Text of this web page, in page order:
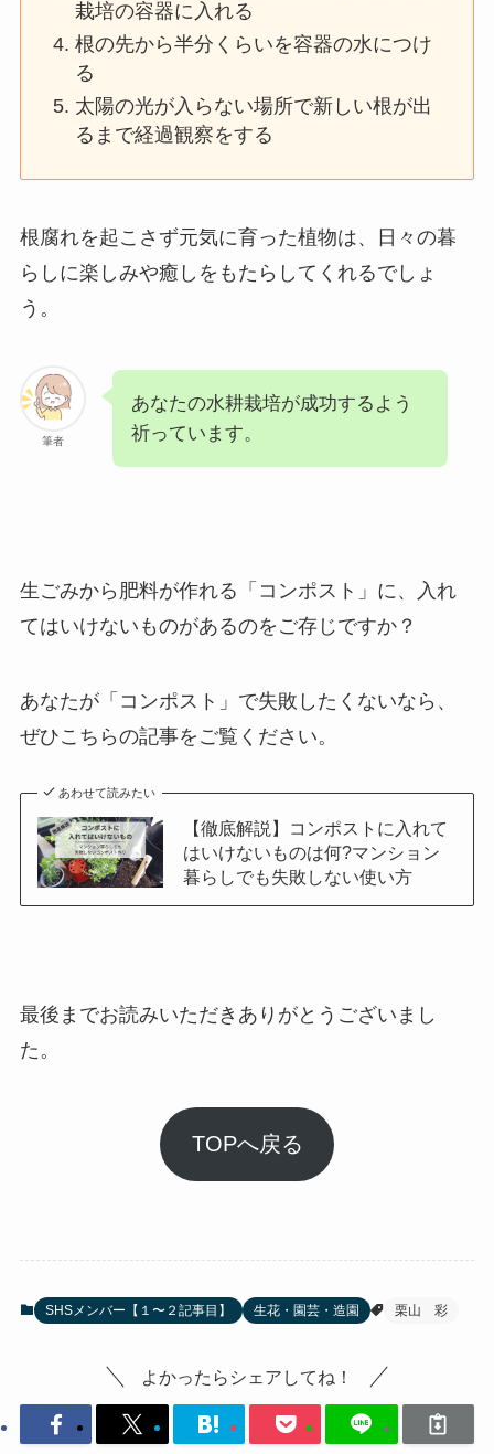
栽培の容器に入れる
根の先から半分くらいを容器の水につけ
る
太陽の光が入らない場所で新しい根が出
るまで経過観察をする
根腐れを起こさず元気に育った植物は、日々の暮
らしに楽しみや癒しをもたらしてくれるでしょ
う。
筆者
あなたの水耕栽培が成功するよう
祈っています。
生ごみから肥料が作れる「コンポスト」に、入れ
てはいけないものがあるのをご存じですか？
あなたが「コンポスト」で失敗したくないなら、
ぜひこちらの記事をご覧ください。
あわせて読みたい
【徹底解説】コンポストに入れて
はいけないものは何?マンション
暮らしでも失敗しない使い方
最後までお読みいただきありがとうございまし
た。
TOPへ戻る
SHSメンバー【１〜２記事目】 生花・園芸・造園 栗山 彩
よかったらシェアしてね！